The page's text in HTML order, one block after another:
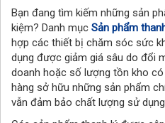
Bạn đang tìm kiếm những sản
kiệm? Danh mục Sản phẩm
hợp các thiết bị chăm sóc sức
dụng được giảm giá sâu do đổi
doanh hoặc số lượng tồn kho
hàng sở hữu những sản phẩm
vẫn đảm bảo chất lượng sử